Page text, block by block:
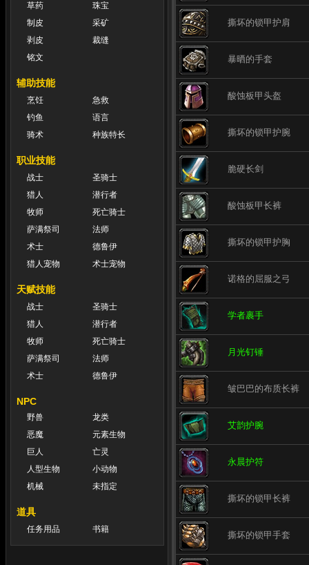
草药
珠宝
制皮
采矿
剥皮
裁缝
铭文
辅助技能
烹饪
急救
钓鱼
语言
骑术
种族特长
职业技能
战士
圣骑士
猎人
潜行者
牧师
死亡骑士
萨满祭司
法师
术士
德鲁伊
猎人宠物
术士宠物
天赋技能
战士
圣骑士
猎人
潜行者
牧师
死亡骑士
萨满祭司
法师
术士
德鲁伊
NPC
野兽
龙类
恶魔
元素生物
巨人
亡灵
人型生物
小动物
机械
未指定
道具
任务用品 书籍
撕坏的锁甲护肩
暴晒的手套
酸蚀板甲头盔
撕坏的锁甲护腕
脆硬长剑
酸蚀板甲长裤
撕坏的锁甲护胸
诺格的屈服之弓
学者裹手
月光钉锤
皱巴巴的布质长裤
艾韵护腕
永晨护符
撕坏的锁甲长裤
撕坏的锁甲手套